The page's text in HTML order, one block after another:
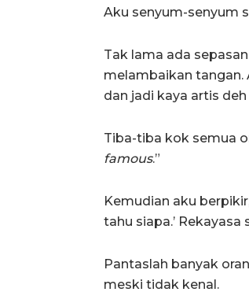
Aku senyum-senyum
Tak lama ada
melambaikan tangan.
dan jadi kaya artis deh
Tiba-tiba kok semua
famous.”
Kemudian aku
tahu siapa.’
Pantaslah banyak
meski tidak kenal.